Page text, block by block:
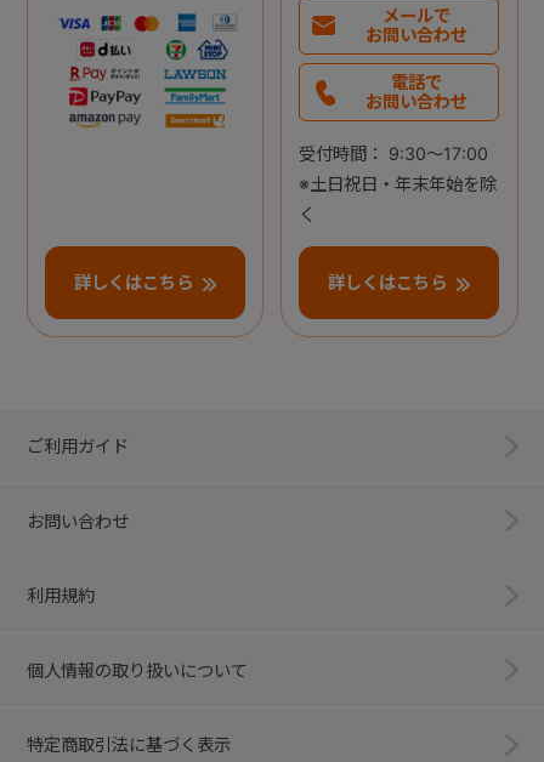
詳しくはこちら
メールで
お問い合わせ
電話で
お問い合わせ
受付時間： 9:30～17:00
※土日祝日・年末年始を除
く
詳しくはこちら
ご利用ガイド
お問い合わせ
利用規約
個人情報の取り扱いについて
特定商取引法に基づく表示